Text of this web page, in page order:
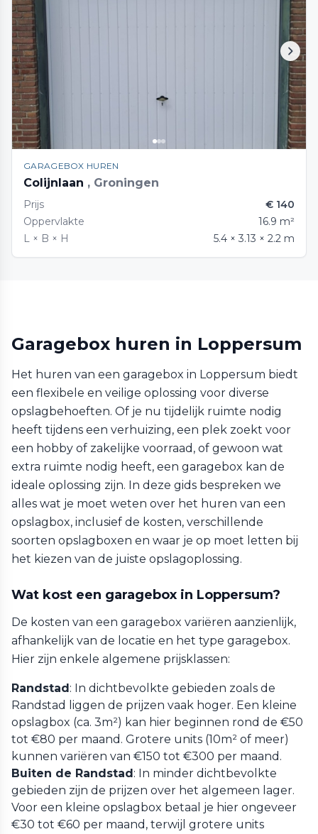
GARAGEBOX HUREN
Colijnlaan , Groningen
Prijs
€ 140
Oppervlakte
16.9 m²
L × B × H
5.4 × 3.13 × 2.2 m
Garagebox huren in Loppersum
Het huren van een garagebox in Loppersum biedt
een flexibele en veilige oplossing voor diverse
opslagbehoeften. Of je nu tijdelijk ruimte nodig
heeft tijdens een verhuizing, een plek zoekt voor
een hobby of zakelijke voorraad, of gewoon wat
extra ruimte nodig heeft, een garagebox kan de
ideale oplossing zijn. In deze gids bespreken we
alles wat je moet weten over het huren van een
opslagbox, inclusief de kosten, verschillende
soorten opslagboxen en waar je op moet letten bij
het kiezen van de juiste opslagoplossing.
Wat kost een garagebox in Loppersum?
De kosten van een garagebox variëren aanzienlijk,
afhankelijk van de locatie en het type garagebox.
Hier zijn enkele algemene prijsklassen:
Randstad: In dichtbevolkte gebieden zoals de
Randstad liggen de prijzen vaak hoger. Een kleine
opslagbox (ca. 3m²) kan hier beginnen rond de €50
tot €80 per maand. Grotere units (10m² of meer)
kunnen variëren van €150 tot €300 per maand.
Buiten de Randstad: In minder dichtbevolkte
gebieden zijn de prijzen over het algemeen lager.
Voor een kleine opslagbox betaal je hier ongeveer
€30 tot €60 per maand, terwijl grotere units